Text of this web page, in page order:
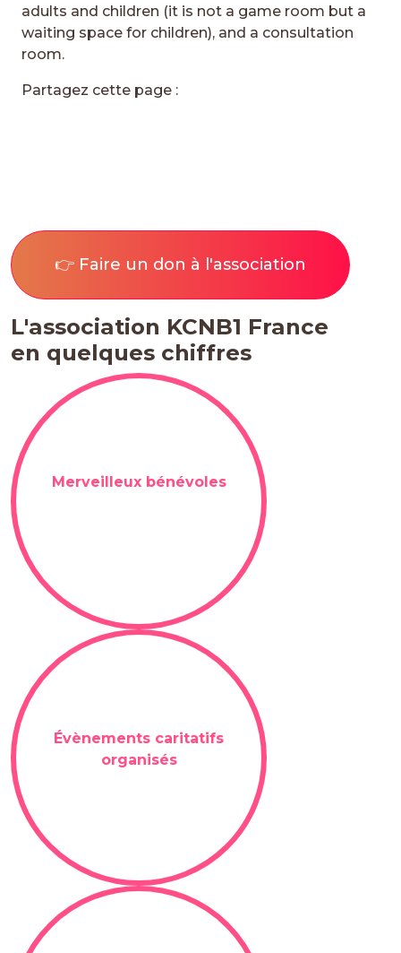
adults and children (it is not a game room but a
waiting space for children), and a consultation
room.
Partagez cette page :
👉 Faire un don à l'association
L'association KCNB1 France
en quelques chiffres
Merveilleux bénévoles
Évènements caritatifs
organisés